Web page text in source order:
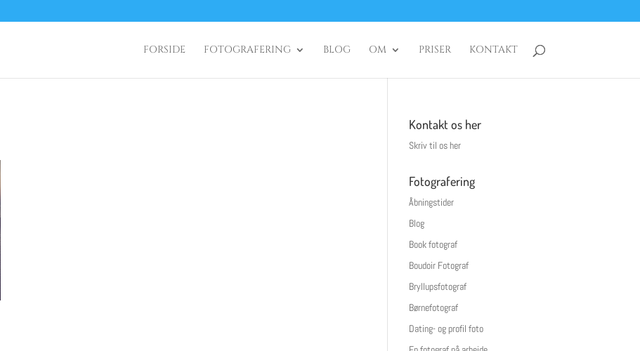
FORSIDE FOTOGRAFERING BLOG OM PRISER KONTAKT
Kontakt os her
Skriv til os her
Fotografering
Åbningstider
Blog
Book fotograf
Boudoir Fotograf
Bryllupsfotograf
Børnefotograf
Dating- og profil foto